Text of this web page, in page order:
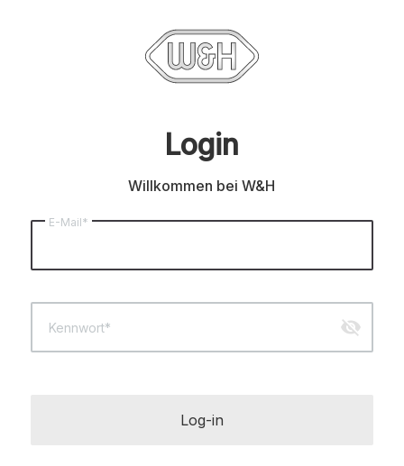
Login
Willkommen bei W&H
E-Mail*
Kennwort* visibility_off
Log-in